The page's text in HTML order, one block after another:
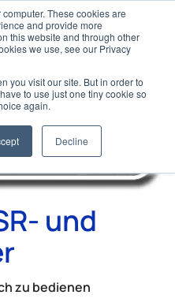
These cookies are
and provide more
this website and through other
we use, see our Privacy
you visit our site. But in order to
to use just one tiny cookie so
again.
Decline
und
zu bedienen